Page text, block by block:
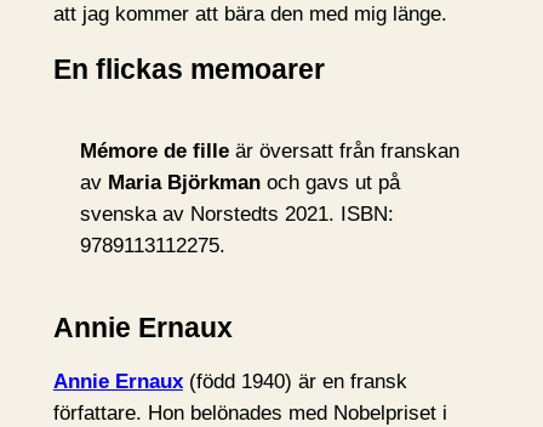
att jag kommer att bära den med mig länge.
En flickas memoarer
Mémore de fille är översatt från franskan
av Maria Björkman och gavs ut på
svenska av Norstedts 2021. ISBN:
9789113112275.
Annie Ernaux
Annie Ernaux(född 1940) är en fransk
författare. Hon belönades med Nobelpriset i